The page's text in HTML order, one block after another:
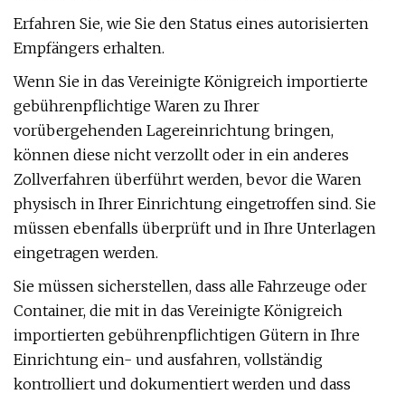
Erfahren Sie, wie Sie den Status eines autorisierten
Empfängers erhalten.
Wenn Sie in das Vereinigte Königreich importierte
gebührenpflichtige Waren zu Ihrer
vorübergehenden Lagereinrichtung bringen,
können diese nicht verzollt oder in ein anderes
Zollverfahren überführt werden, bevor die Waren
physisch in Ihrer Einrichtung eingetroffen sind. Sie
müssen ebenfalls überprüft und in Ihre Unterlagen
eingetragen werden.
Sie müssen sicherstellen, dass alle Fahrzeuge oder
Container, die mit in das Vereinigte Königreich
importierten gebührenpflichtigen Gütern in Ihre
Einrichtung ein- und ausfahren, vollständig
kontrolliert und dokumentiert werden und dass